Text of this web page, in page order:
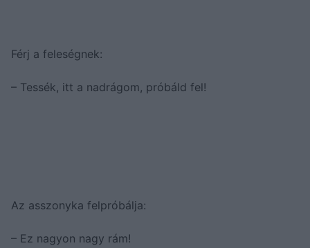
Férj a feleségnek:
– Tessék, itt a nadrágom, próbáld fel!
Az asszonyka felpróbálja:
– Ez nagyon nagy rám!